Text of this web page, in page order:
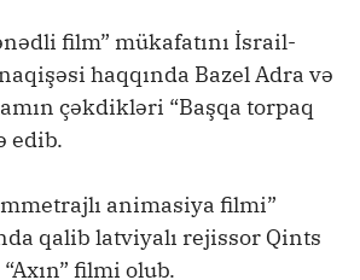
film” mükafatını İsrail-
haqqında Bazel Adra və
çəkdikləri “Başqa torpaq
edib.
animasiya filmi”
qalib latviyalı rejissor Qints
filmi olub.